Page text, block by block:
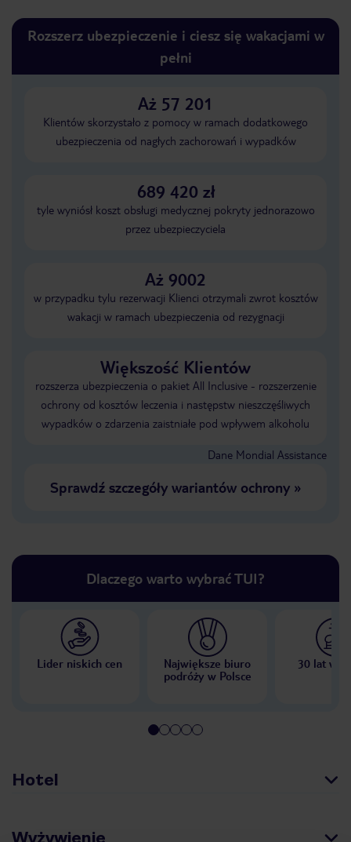
Rozszerz ubezpieczenie i ciesz się wakacjami w
pełni
Aż 57 201
Klientów skorzystało z pomocy w ramach dodatkowego
ubezpieczenia od nagłych zachorowań i wypadków
689 420 zł
tyle wyniósł koszt obsługi medycznej pokryty jednorazowo
przez ubezpieczyciela
Aż 9002
w przypadku tylu rezerwacji Klienci otrzymali zwrot kosztów
wakacji w ramach ubezpieczenia od rezygnacji
Większość Klientów
rozszerza ubezpieczenia o pakiet All Inclusive - rozszerzenie
ochrony od kosztów leczenia i następstw nieszczęśliwych
wypadków o zdarzenia zaistniałe pod wpływem alkoholu
Dane Mondial Assistance
Sprawdź szczegóły wariantów ochrony»
Dlaczego warto wybrać TUI?
Lider niskich cen
Największe biuro
podróży w Polsce
30 lat w
Hotel
Wyżywienie